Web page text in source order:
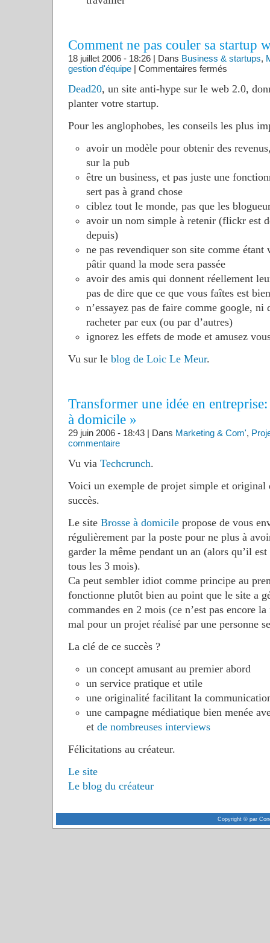
Comment ne pas couler sa startup
18 juillet 2006 - 18:26 | Dans Business & startups,
gestion d'équipe| Commentaires ferméssur
Comment
pas
2.0
Dead20, un site anti-hype sur le web 2.0,
planter votre startup.
Pour les anglophobes, les conseils les plus
avoir un modèle pour obtenir des
sur la pub
être un business, et pas juste une
sert pas à grand chose
ciblez tout le monde, pas que les
avoir un nom simple à retenir (flickr est
depuis)
ne pas revendiquer son site comme étant
pâtir quand la mode sera passée
avoir des amis qui donnent réellement
pas de dire que ce que vous faîtes est
n’essayez pas de faire comme google, ni
racheter par eux (ou par d’autres)
ignorez les effets de mode et amusez
Vu sur le blog de Loic Le Meur.
Transformer une idée en
à domicile »
29 juin 2006 - 18:43 | Dans Marketing & Com',
commentaire
Vu via Techcrunch.
Voici un exemple de projet simple et original
succès.
Le site Brosse à domicilepropose de vous
régulièrement par la poste pour ne plus à
garder la même pendant un an (alors qu’il
tous les 3 mois).
Ca peut sembler idiot comme principe au
fonctionne plutôt bien au point que le site a
commandes en 2 mois (ce n’est pas encore
mal pour un projet réalisé par une personne
La clé de ce succès ?
un concept amusant au premier abord
un service pratique et utile
une originalité facilitant la
une campagne médiatique bien menée
et de nombreuses interviews
Félicitations au créateur.
Le site
Le blog du créateur
Copyright © par